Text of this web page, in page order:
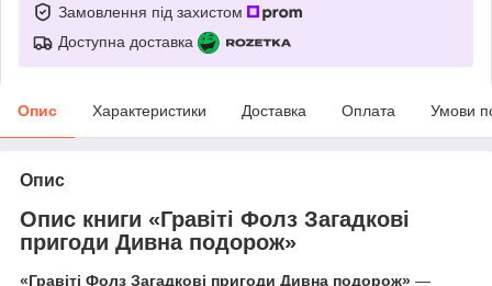
Замовлення під захистом
Доступна доставка
Опис Характеристики Доставка Оплата Умови
Опис
Опис книги «Гравіті Фолз Загадкові
пригоди Дивна подорож»
«Гравіті Фолз Загадкові пригоди Дивна подорож» —